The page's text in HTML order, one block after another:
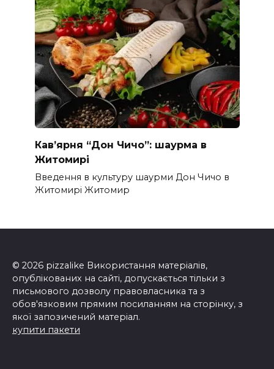
Кав’ярня “Дон Чичо”: шаурма в
Житомирі
Введення в культуру шаурми Дон Чичо в
Житомирі Житомир
© 2026 pizzalike Використання матеріалів,
опублікованих на сайті, допускається тільки з
письмового дозволу правовласника та з
обов'язковим прямим посиланням на сторінку, з
якої запозичений матеріал.
купити пакети